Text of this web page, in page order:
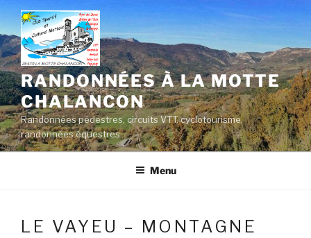
au
contenu
principal
RANDONNÉES À LA MOTTE
CHALANCON
Randonnées pédestres, circuits VTT, cyclotourisme,
randonnées équestres
Menu
LE VAYEU – MONTAGNE